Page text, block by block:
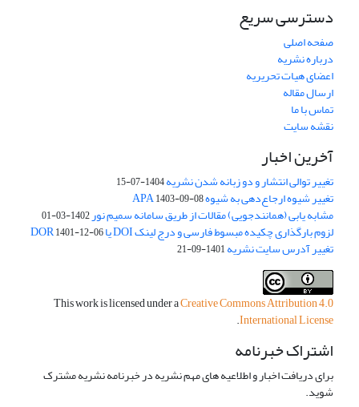
دسترسی سریع
صفحه اصلی
درباره نشریه
اعضای هیات تحریریه
ارسال مقاله
تماس با ما
نقشه سایت
آخرین اخبار
تغییر توالی انتشار و دو زبانه شدن نشریه1404-07-15
تغییر شیوه ارجاع‌دهی به شیوه APA1403-09-08
مشابه یابی (همانندجویی) مقالات از طریق سامانه سمیم نور1402-03-01
لزوم بارگذاری چکیده مبسوط فارسی و درج لینک DOI یا DOR 1401-12-06
تغییر آدرس سایت نشریه1401-09-21
This work is licensed under aCreative Commons Attribution 4.0
International License
.
اشتراک خبرنامه
برای دریافت اخبار و اطلاعیه های مهم نشریه در خبرنامه نشریه مشترک
شوید.